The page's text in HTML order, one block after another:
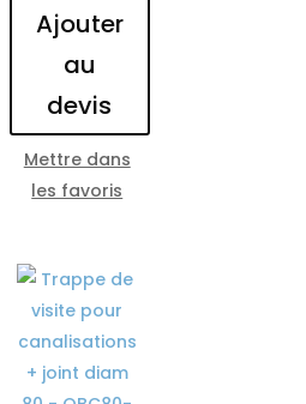
Ajouter
au
devis
Mettre dans
les favoris